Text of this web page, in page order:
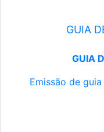
GUIA
GUIA
Emissão de